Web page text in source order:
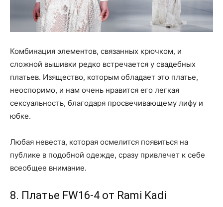
Комбинация элементов, связанных крючком, и
сложной вышивки редко встречается у свадебных
платьев. Изящество, которым обладает это платье,
неоспоримо, и нам очень нравится его легкая
сексуальность, благодаря просвечивающему лифу и
юбке.
Любая невеста, которая осмелится появиться на
публике в подобной одежде, сразу привлечет к себе
всеобщее внимание.
8. Платье FW16-4 от Rami Kadi